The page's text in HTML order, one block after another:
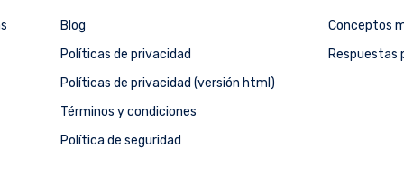
Blog
Políticas de privacidad
Políticas de privacidad (versión html)
Términos y condiciones
Política de seguridad
Conceptos
Respuestas